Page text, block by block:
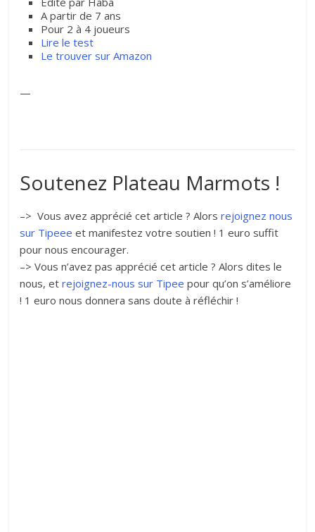
A partir de 7 ans
Pour 2 à 4 joueurs
Lire le test
Le trouver sur Amazon
—
Soutenez Plateau Marmots !
–> Vous avez apprécié cet article ? Alorsrejoignez nous
sur Tipeee et manifestez votre soutien ! 1 euro suffit
pour nous encourager.
–> Vous n’avez pas apprécié cet article ? Alors dites le
nous, etrejoignez-nous sur Tipee pour qu’on s’améliore
! 1 euro nous donnera sans doute à réfléchir !